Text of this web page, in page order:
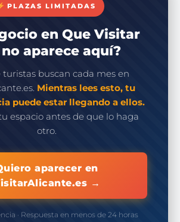
PLAZAS LIMITADAS
en Que Visitar
aparece aquí?
turistas buscan cada mes en
Mientras lees esto, tu
puede estar llegando a ellos.
espacio antes de que lo haga
otro.
aparecer en
→
· Respuesta en menos de 24 horas